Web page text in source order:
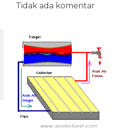
Tidak ada komentar